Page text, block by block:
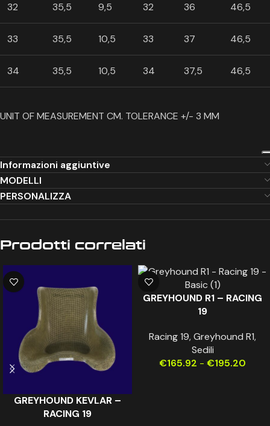
32 35,5 9,5 32 36 46,5
33 35,5 10,5 33 37 46,5
34 35,5 10,5 34 37,5 46,5
UNIT OF MEASUREMENT CM. TOLERANCE +/- 3 MM
Informazioni aggiuntive
MODELLI
PERSONALIZZA
Prodotti correlati
GREYHOUND KEVLAR –
RACING 19
GREYHOUND R1 – RACING
19
Racing 19,Greyhound R1,
Sedili
€165.92 - €195.20